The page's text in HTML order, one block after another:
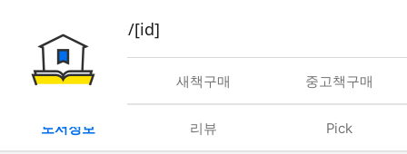
book/rent/[id]
대여 새책구매 중고책구매
도서정보 리뷰 Pick